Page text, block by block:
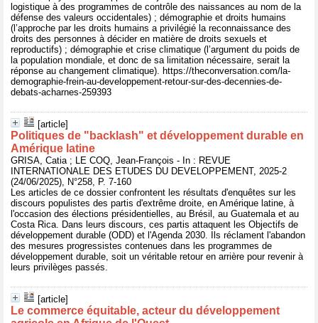
logistique à des programmes de contrôle des naissances au nom de la
défense des valeurs occidentales) ; démographie et droits humains
(l’approche par les droits humains a privilégié la reconnaissance des
droits des personnes à décider en matière de droits sexuels et
reproductifs) ; démographie et crise climatique (l’argument du poids de
la population mondiale, et donc de sa limitation nécessaire, serait la
réponse au changement climatique). https://theconversation.com/la-
demographie-frein-au-developpement-retour-sur-des-decennies-de-
debats-acharnes-259393
[article]
Politiques de "backlash" et développement durable en
Amérique latine
GRISA, Catia ; LE COQ, Jean-François - In : REVUE
INTERNATIONALE DES ETUDES DU DEVELOPPEMENT, 2025-2
(24/06/2025), N°258, P. 7-160
Les articles de ce dossier confrontent les résultats d'enquêtes sur les
discours populistes des partis d'extrême droite, en Amérique latine, à
l'occasion des élections présidentielles, au Brésil, au Guatemala et au
Costa Rica. Dans leurs discours, ces partis attaquent les Objectifs de
développement durable (ODD) et l'Agenda 2030. Ils réclament l'abandon
des mesures progressistes contenues dans les programmes de
développement durable, soit un véritable retour en arrière pour revenir à
leurs privilèges passés.
[article]
Le commerce équitable, acteur du développement